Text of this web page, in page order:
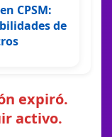
CPSM:
de
expiró.
activo.